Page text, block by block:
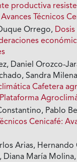
productiva
Avances Técnicos
Orrego,
Daniel Orozco-
Sandra
Cafetera
Pablo
Cenicafé:
Arias,
María Molina,